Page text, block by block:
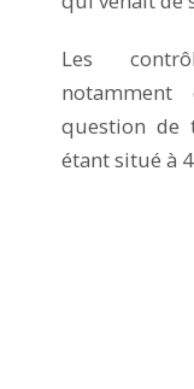
Les
notamment
question de
étant situé à